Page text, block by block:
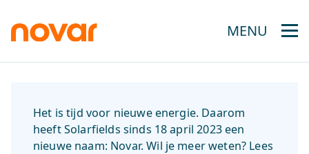
MENU
Het is tijd voor nieuwe energie. Daarom
heeft Solarfields sinds 18 april 2023 een
nieuwe naam: Novar. Wil je meer weten? Lees